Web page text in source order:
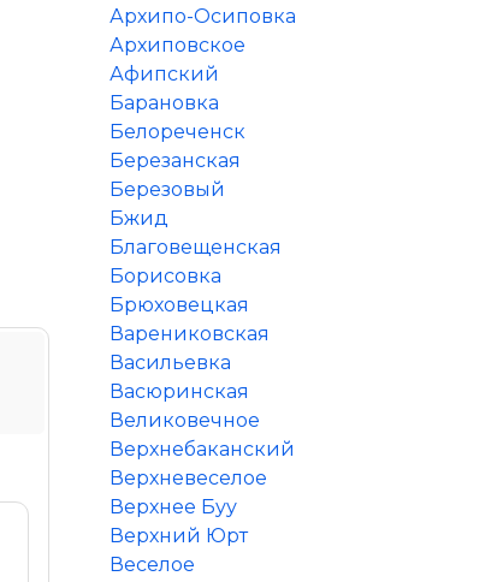
Архипо-Осиповка
Архиповское
Афипский
Барановка
Белореченск
Березанская
Березовый
Бжид
Благовещенская
Борисовка
Брюховецкая
Варениковская
Васильевка
Васюринская
Великовечное
Верхнебаканский
Верхневеселое
Верхнее Буу
Верхний Юрт
Веселое